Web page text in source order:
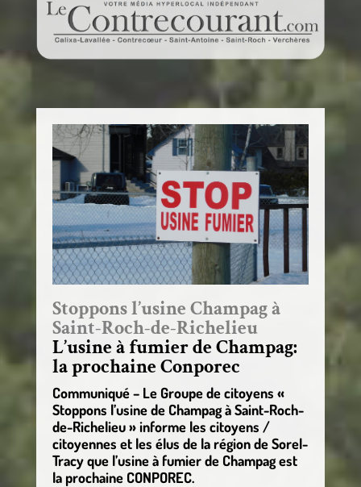
Stoppons l’usine Champag à
Saint-Roch-de-Richelieu
L’usine à fumier de Champag:
la prochaine Conporec
Communiqué – Le Groupe de citoyens «
Stoppons l’usine de Champag à Saint-Roch-
de-Richelieu » informe les citoyens /
citoyennes et les élus de la région de Sorel-
Tracy que l’usine à fumier de Champag est
la prochaine CONPOREC.